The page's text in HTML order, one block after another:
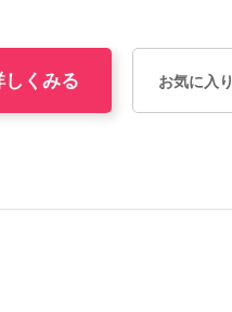
しくみる お気に入り